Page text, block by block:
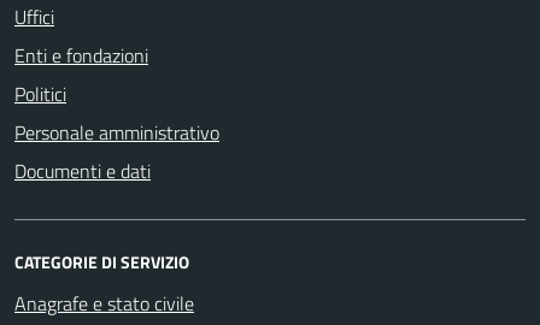
Uffici
Enti e fondazioni
Politici
Personale amministrativo
Documenti e dati
CATEGORIE DI SERVIZIO
Anagrafe e stato civile